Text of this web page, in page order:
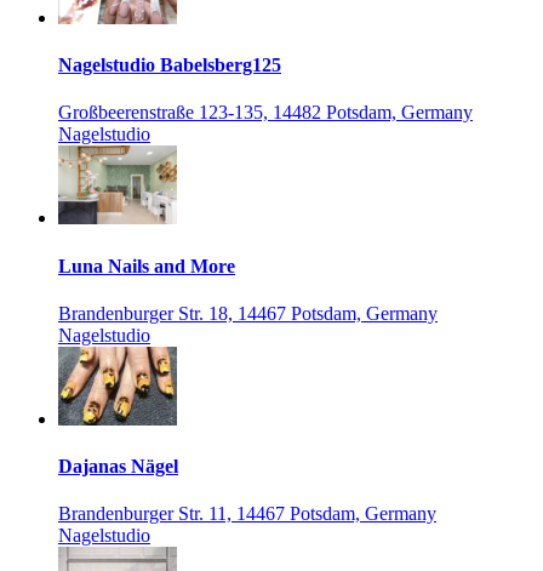
Nagelstudio Babelsberg125
Großbeerenstraße 123-135, 14482 Potsdam, Germany
Nagelstudio
Luna Nails and More
Brandenburger Str. 18, 14467 Potsdam, Germany
Nagelstudio
Dajanas Nägel
Brandenburger Str. 11, 14467 Potsdam, Germany
Nagelstudio